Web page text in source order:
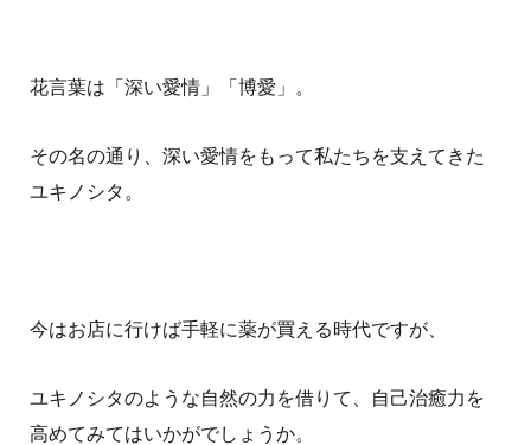
花言葉は「深い愛情」「博愛」。
その名の通り、深い愛情をもって私たちを支えてきた
ユキノシタ。
今はお店に行けば手軽に薬が買える時代ですが、
ユキノシタのような自然の力を借りて、自己治癒力を
高めてみてはいかがでしょうか。